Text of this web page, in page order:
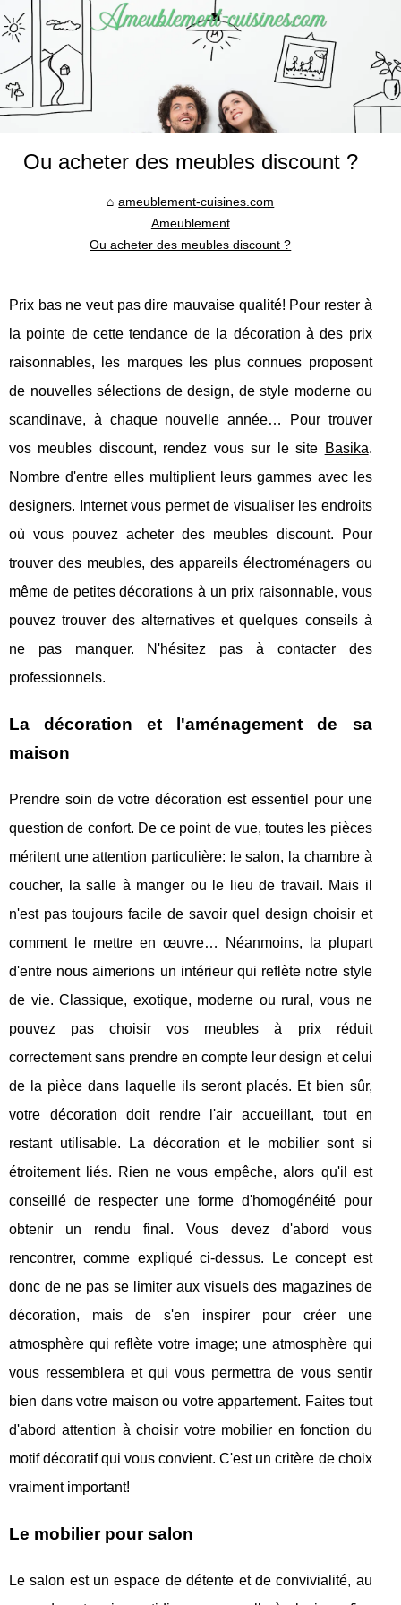
Ou acheter des meubles discount ?
ameublement-cuisines.com
Ameublement
Ou acheter des meubles discount ?
Prix bas ne veut pas dire mauvaise qualité! Pour rester à
la pointe de cette tendance de la décoration à des prix
raisonnables, les marques les plus connues proposent
de nouvelles sélections de design, de style moderne ou
scandinave, à chaque nouvelle année… Pour trouver
vos meubles discount, rendez vous sur le site Basika.
Nombre d'entre elles multiplient leurs gammes avec les
designers. Internet vous permet de visualiser les endroits
où vous pouvez acheter des meubles discount. Pour
trouver des meubles, des appareils électroménagers ou
même de petites décorations à un prix raisonnable, vous
pouvez trouver des alternatives et quelques conseils à
ne pas manquer. N'hésitez pas à contacter des
professionnels.
La décoration et l'aménagement de sa
maison
Prendre soin de votre décoration est essentiel pour une
question de confort. De ce point de vue, toutes les pièces
méritent une attention particulière: le salon, la chambre à
coucher, la salle à manger ou le lieu de travail. Mais il
n'est pas toujours facile de savoir quel design choisir et
comment le mettre en œuvre… Néanmoins, la plupart
d'entre nous aimerions un intérieur qui reflète notre style
de vie. Classique, exotique, moderne ou rural, vous ne
pouvez pas choisir vos meubles à prix réduit
correctement sans prendre en compte leur design et celui
de la pièce dans laquelle ils seront placés. Et bien sûr,
votre décoration doit rendre l'air accueillant, tout en
restant utilisable. La décoration et le mobilier sont si
étroitement liés. Rien ne vous empêche, alors qu'il est
conseillé de respecter une forme d'homogénéité pour
obtenir un rendu final. Vous devez d'abord vous
rencontrer, comme expliqué ci-dessus. Le concept est
donc de ne pas se limiter aux visuels des magazines de
décoration, mais de s'en inspirer pour créer une
atmosphère qui reflète votre image; une atmosphère qui
vous ressemblera et qui vous permettra de vous sentir
bien dans votre maison ou votre appartement. Faites tout
d'abord attention à choisir votre mobilier en fonction du
motif décoratif qui vous convient. C'est un critère de choix
vraiment important!
Le mobilier pour salon
Le salon est un espace de détente et de convivialité, au